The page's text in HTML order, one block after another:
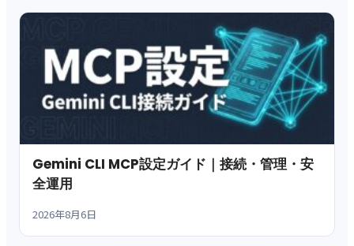
Gemini CLI MCP設定ガイド｜接続・管理・安
全運用
2026年8月6日